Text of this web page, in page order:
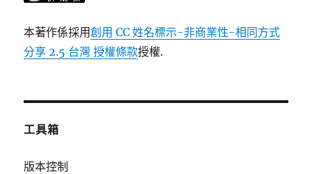
本著作係採用創用 CC 姓名標示-非商業性-相同方式
分享 2.5 台灣 授權條款授權.
工具箱
版本控制